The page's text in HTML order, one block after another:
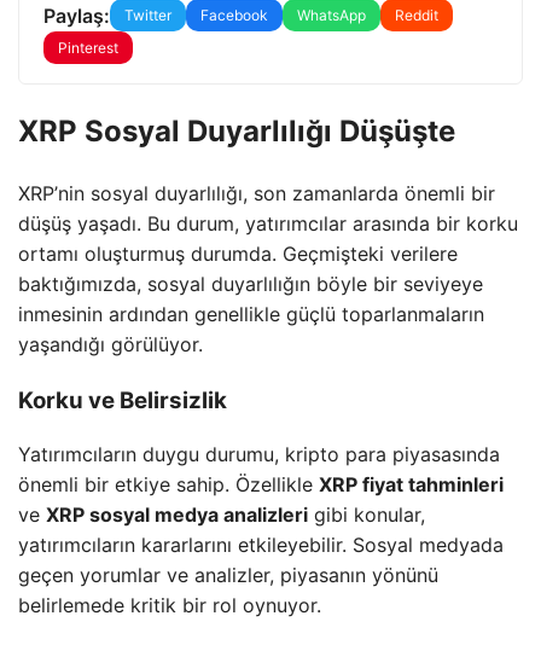
Paylaş: Twitter Facebook WhatsApp
Reddit
Pinterest
XRP Sosyal Duyarlılığı Düşüşte
XRP’nin sosyal duyarlılığı, son zamanlarda önemli bir
düşüş yaşadı. Bu durum, yatırımcılar arasında bir korku
ortamı oluşturmuş durumda. Geçmişteki verilere
baktığımızda, sosyal duyarlılığın böyle bir seviyeye
inmesinin ardından genellikle güçlü toparlanmaların
yaşandığı görülüyor.
Korku ve Belirsizlik
Yatırımcıların duygu durumu, kripto para piyasasında
önemli bir etkiye sahip. Özellikle XRP fiyat tahminleri
ve XRP sosyal medya analizleri gibi konular,
yatırımcıların kararlarını etkileyebilir. Sosyal medyada
geçen yorumlar ve analizler, piyasanın yönünü
belirlemede kritik bir rol oynuyor.